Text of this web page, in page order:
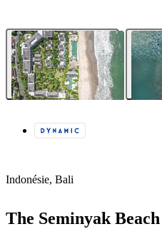
Indonésie, Bali
The Seminyak